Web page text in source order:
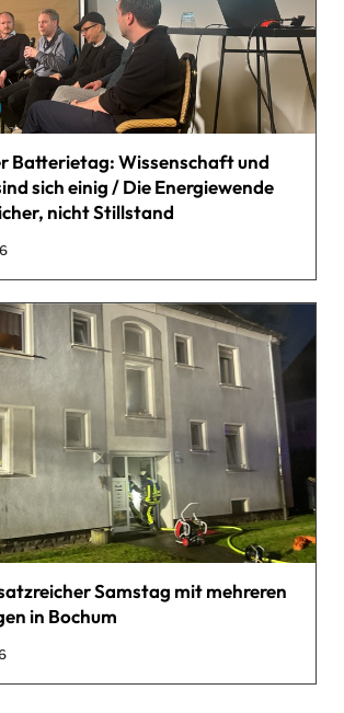
Batterietag: Wissenschaft und
sich einig / Die Energiewende
nicht Stillstand
Samstag mit mehreren
in Bochum